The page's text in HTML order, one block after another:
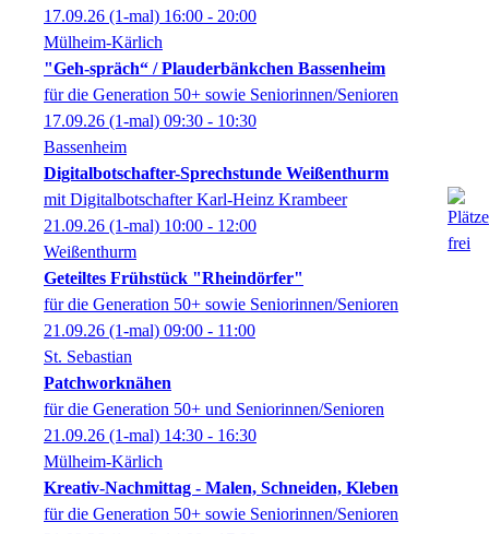
17.09.26 (1-mal) 16:00 - 20:00
Mülheim-Kärlich
"Geh-spräch“ / Plauderbänkchen Bassenheim
für die Generation 50+ sowie Seniorinnen/Senioren
17.09.26 (1-mal) 09:30 - 10:30
Bassenheim
Digitalbotschafter-Sprechstunde Weißenthurm
mit Digitalbotschafter Karl-Heinz Krambeer
21.09.26 (1-mal) 10:00 - 12:00
Weißenthurm
Geteiltes Frühstück "Rheindörfer"
für die Generation 50+ sowie Seniorinnen/Senioren
21.09.26 (1-mal) 09:00 - 11:00
St. Sebastian
Patchworknähen
für die Generation 50+ und Seniorinnen/Senioren
21.09.26 (1-mal) 14:30 - 16:30
Mülheim-Kärlich
Kreativ-Nachmittag - Malen, Schneiden, Kleben
für die Generation 50+ sowie Seniorinnen/Senioren